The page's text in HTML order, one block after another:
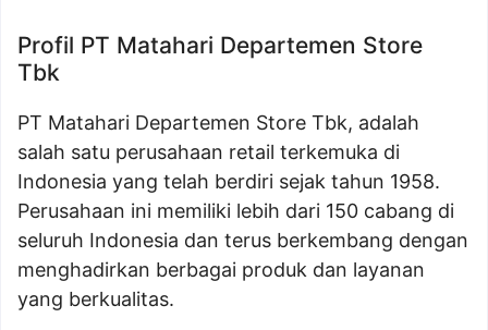
Profil PT Matahari Departemen Store
Tbk
PT Matahari Departemen Store Tbk, adalah
salah satu perusahaan retail terkemuka di
Indonesia yang telah berdiri sejak tahun 1958.
Perusahaan ini memiliki lebih dari 150 cabang di
seluruh Indonesia dan terus berkembang dengan
menghadirkan berbagai produk dan layanan
yang berkualitas.